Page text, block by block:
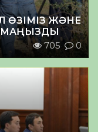
ӨЗІМІЗ ЖӘНЕ
705 0